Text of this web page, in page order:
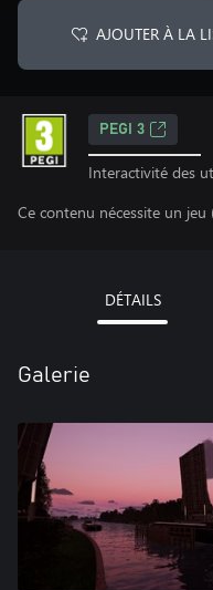
AJOUTER À LA
PEGI 3
Interactivité des
Ce contenu nécessite un jeu
DÉTAILS
Galerie